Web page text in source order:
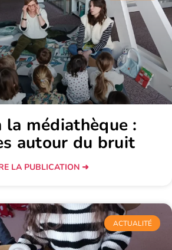
la médiathèque :
autour du bruit
LA PUBLICATION ➜
ACTUALITÉ